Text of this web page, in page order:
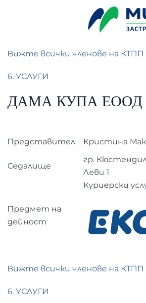
Вижте всички членове на КТПП
6. УСЛУГИ
ДАМА КУПА ЕООД
Представител Кристина
Седалище
гр.
Леви 1
Предмет на
дейност
Куриерски
Вижте всички членове на КТПП
6. УСЛУГИ